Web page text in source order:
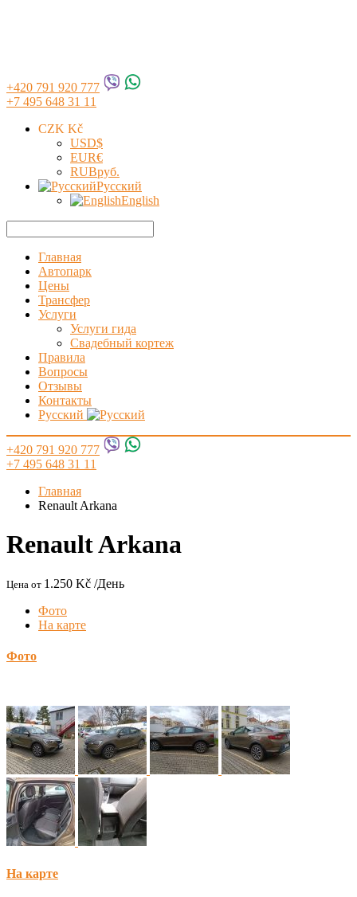
+420 791 920 777
+7 495 648 31 11
CZK Kč
USD$
EUR€
RUBруб.
Русский
English
Главная
Автопарк
Цены
Трансфер
Услуги
Услуги гида
Свадебный кортеж
Правила
Вопросы
Отзывы
Контакты
Русский
+420 791 920 777
+7 495 648 31 11
Главная
Renault Arkana
Renault Arkana
Цена от 1.250 Kč /День
Фото
На карте
Фото
На карте